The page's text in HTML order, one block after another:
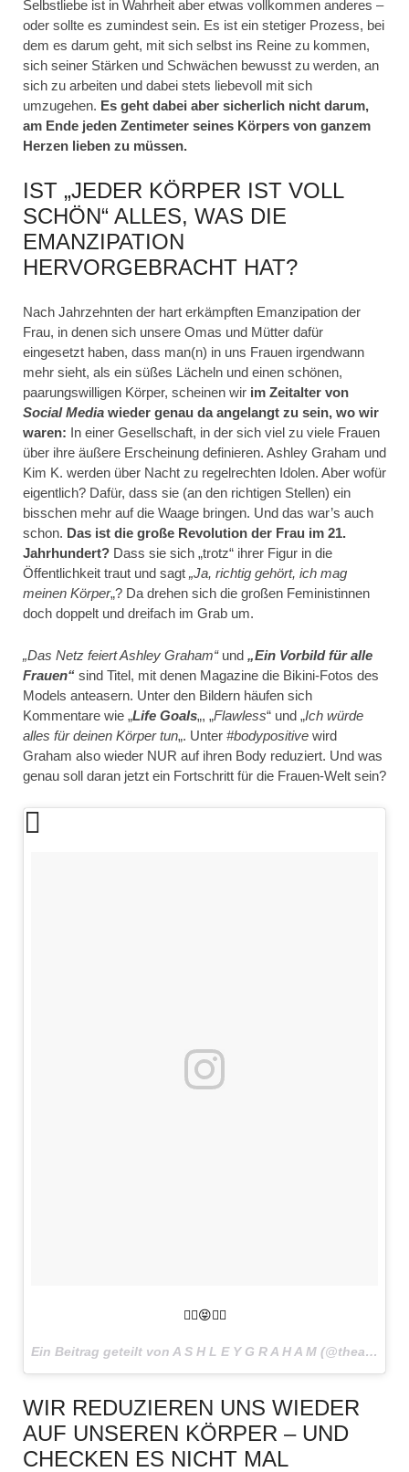
Selbstliebe ist in Wahrheit aber etwas vollkommen anderes –
oder sollte es zumindest sein. Es ist ein stetiger Prozess, bei
dem es darum geht, mit sich selbst ins Reine zu kommen,
sich seiner Stärken und Schwächen bewusst zu werden, an
sich zu arbeiten und dabei stets liebevoll mit sich
umzugehen. Es geht dabei aber sicherlich nicht darum,
am Ende jeden Zentimeter seines Körpers von ganzem
Herzen lieben zu müssen.
IST „JEDER KÖRPER IST VOLL
SCHÖN“ ALLES, WAS DIE
EMANZIPATION
HERVORGEBRACHT HAT?
Nach Jahrzehnten der hart erkämpften Emanzipation der
Frau, in denen sich unsere Omas und Mütter dafür
eingesetzt haben, dass man(n) in uns Frauen irgendwann
mehr sieht, als ein süßes Lächeln und einen schönen,
paarungswilligen Körper, scheinen wir im Zeitalter von
Social Media wieder genau da angelangt zu sein, wo wir
waren: In einer Gesellschaft, in der sich viel zu viele Frauen
über ihre äußere Erscheinung definieren. Ashley Graham und
Kim K. werden über Nacht zu regelrechten Idolen. Aber wofür
eigentlich? Dafür, dass sie (an den richtigen Stellen) ein
bisschen mehr auf die Waage bringen. Und das war’s auch
schon. Das ist die große Revolution der Frau im 21.
Jahrhundert? Dass sie sich „trotz“ ihrer Figur in die
Öffentlichkeit traut und sagt „Ja, richtig gehört, ich mag
meinen Körper„? Da drehen sich die großen Feministinnen
doch doppelt und dreifach im Grab um.
„Das Netz feiert Ashley Graham“und „Ein Vorbild für alle
Frauen“ sind Titel, mit denen Magazine die Bikini-Fotos des
Models anteasern. Unter den Bildern häufen sich
Kommentare wie „Life Goals„, „Flawless“ und „Ich würde
alles für deinen Körper tun„. Unter #bodypositive wird
Graham also wieder NUR auf ihren Body reduziert. Und was
genau soll daran jetzt ein Fortschritt für die Frauen-Welt sein?
✌🏽😝✌🏽
Ein Beitrag geteilt von A S H L E Y G R A H A M (@theashleygraham) am
WIR REDUZIEREN UNS WIEDER
AUF UNSEREN KÖRPER – UND
CHECKEN ES NICHT MAL